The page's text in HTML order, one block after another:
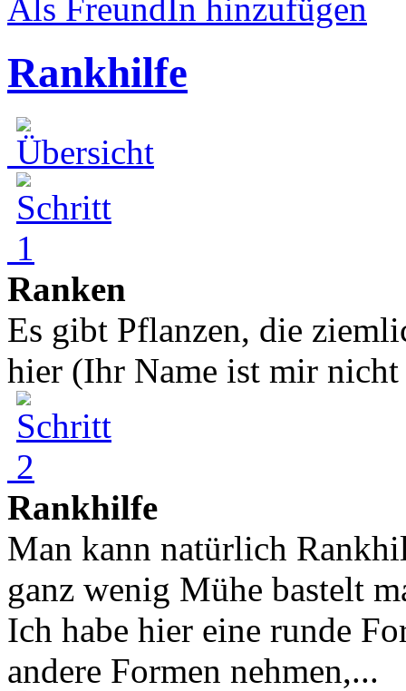
Als FreundIn hinzufügen
Rankhilfe
Ranken
Es gibt Pflanzen, die
hier (Ihr Name ist mir nicht
Rankhilfe
Man kann natürlich
ganz wenig Mühe bastelt
Ich habe hier eine runde
andere Formen nehmen,...